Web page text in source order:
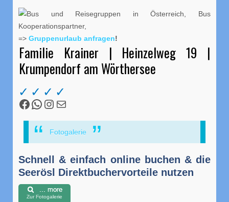
=>Gruppenurlaub anfragen!
Familie Krainer | Heinzelweg 19 |
Krumpendorf am Wörthersee
Facebook
WhatsApp
Instagram
Mail
Fotogalerie
Schnell & einfach online buchen & die
Seerösl Direktbuchervorteile nutzen
... more
Zur Fotogalerie